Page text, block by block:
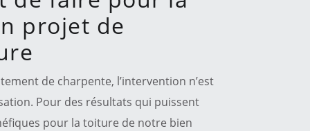
projet de
de charpente, l’intervention n’est
Pour des résultats qui puissent
pour la toiture de notre bien